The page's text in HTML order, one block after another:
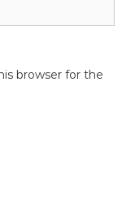
browser for the